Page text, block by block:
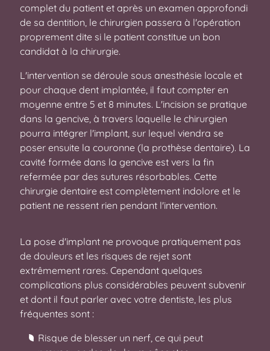
complet du patient et après un examen approfondi
de sa dentition, le chirurgien passera à l'opération
proprement dite si le patient constitue un bon
candidat à la chirurgie.
L'intervention se déroule sous anesthésie locale et
pour chaque dent implantée, il faut compter en
moyenne entre 5 et 8 minutes. L'incision se pratique
dans la gencive, à travers laquelle le chirurgien
pourra intégrer l'implant, sur lequel viendra se
poser ensuite la couronne (la prothèse dentaire). La
cavité formée dans la gencive est vers la fin
refermée par des sutures résorbables. Cette
chirurgie dentaire est complètement indolore et le
patient ne ressent rien pendant l'intervention.
La pose d'implant ne provoque pratiquement pas
de douleurs et les risques de rejet sont
extrêmement rares. Cependant quelques
complications plus considérables peuvent subvenir
et dont il faut parler avec votre dentiste, les plus
fréquentes sont :
Risque de blesser un nerf, ce qui peut